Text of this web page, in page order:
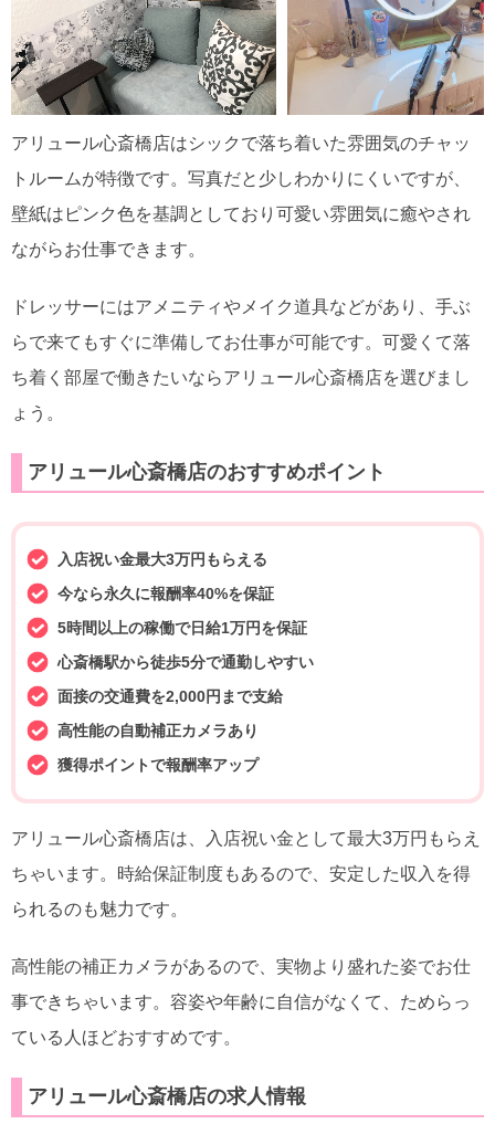
アリュール心斎橋店はシックで落ち着いた雰囲気のチャッ
トルームが特徴です。写真だと少しわかりにくいですが、
壁紙はピンク色を基調としており可愛い雰囲気に癒やされ
ながらお仕事できます。
ドレッサーにはアメニティやメイク道具などがあり、手ぶ
らで来てもすぐに準備してお仕事が可能です。可愛くて落
ち着く部屋で働きたいならアリュール心斎橋店を選びまし
ょう。
アリュール心斎橋店のおすすめポイント
入店祝い金最大3万円もらえる
今なら永久に報酬率40%を保証
5時間以上の稼働で日給1万円を保証
心斎橋駅から徒歩5分で通勤しやすい
面接の交通費を2,000円まで支給
高性能の自動補正カメラあり
獲得ポイントで報酬率アップ
アリュール心斎橋店は、入店祝い金として最大3万円もらえ
ちゃいます。時給保証制度もあるので、安定した収入を得
られるのも魅力です。
高性能の補正カメラがあるので、実物より盛れた姿でお仕
事できちゃいます。容姿や年齢に自信がなくて、ためらっ
ている人ほどおすすめです。
アリュール心斎橋店の求人情報